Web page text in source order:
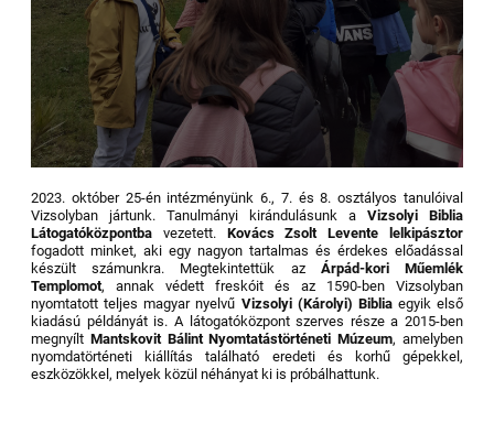
2023. október 25-én intézményünk 6., 7. és 8. osztályos tanulóival
Vizsolyban jártunk. Tanulmányi kirándulásunk a Vizsolyi Biblia
Látogatóközpontba vezetett. Kovács Zsolt Levente lelkipásztor
fogadott minket, aki egy nagyon tartalmas és érdekes előadással
készült számunkra. Megtekintettük az Árpád-kori Műemlék
Templomot, annak védett freskóit és az 1590-ben Vizsolyban
nyomtatott teljes magyar nyelvű Vizsolyi (Károlyi) Bibliaegyik első
kiadású példányát is. A látogatóközpont szerves része a 2015-ben
megnyílt Mantskovit Bálint Nyomtatástörténeti Múzeum, amelyben
nyomdatörténeti kiállítás található eredeti és korhű gépekkel,
eszközökkel, melyek közül néhányat ki is próbálhattunk.